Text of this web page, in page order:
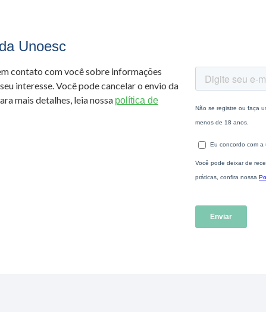
Unoesc
contato com você sobre informações
interesse. Você pode cancelar o envio da
mais detalhes, leia nossa política de